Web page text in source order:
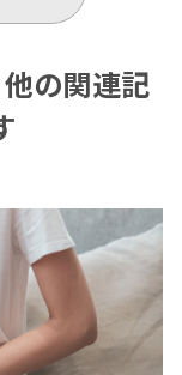
の関連記